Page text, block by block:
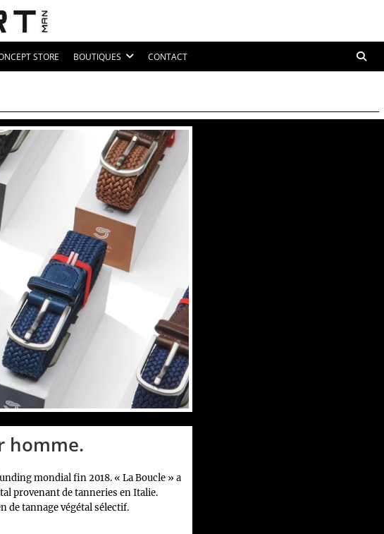
STORE BOUTIQUES CONTACT
homme.
mondial fin 2018. « La Boucle » a
provenant de tanneries en Italie.
de tannage végétal sélectif.